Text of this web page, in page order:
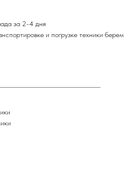
за 2-4 дня
и погрузке техники берем